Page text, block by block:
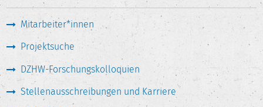
Mitarbeiter*innen
Projektsuche
DZHW-Forschungskolloquien
Stellenausschreibungen und Karriere